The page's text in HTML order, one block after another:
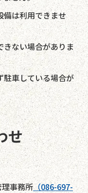
備は利用できませ
きない場合がありま
駐車している場合が
せ
事務所（086-697-